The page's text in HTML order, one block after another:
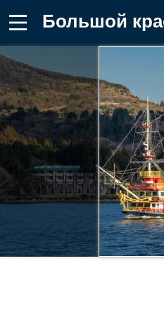
Большой красивый корабль в море